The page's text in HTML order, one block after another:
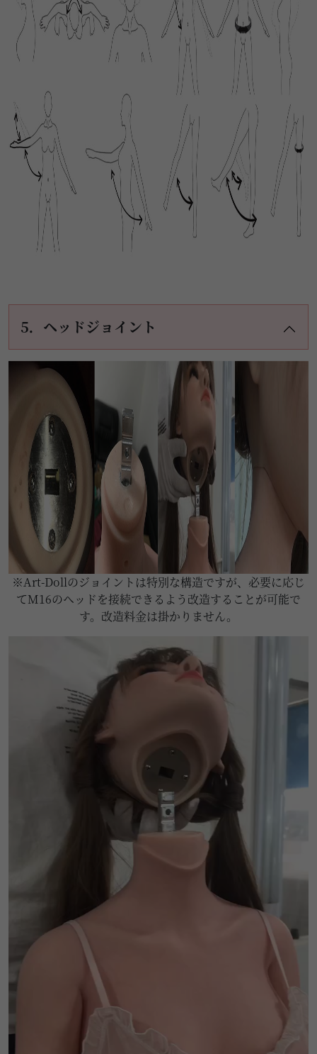
5．ヘッドジョイント
※Art-Dollのジョイントは特別な構造ですが、必要に応じ
てM16のヘッドを接続できるよう改造することが可能で
す。改造料金は掛かりません。